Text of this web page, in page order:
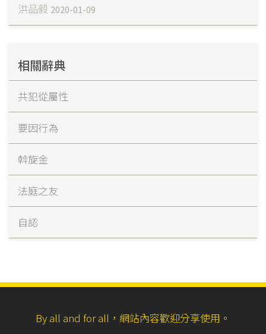
洪品毅 2020-01-09
相關辭典
共犯從屬性
要因行為
斡旋金
法庭之友
自認
By all and for all，網站內容歡迎分享使用。